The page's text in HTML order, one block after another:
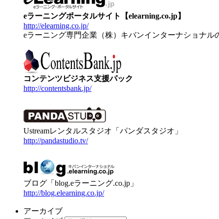
eラーニングポータルサイト【elearning.co.jp】
http://elearning.co.jp/
eラーニング専門企業（株）キバンインターナショナル
コンテンツビジネス支援パック
http://contentsbank.jp/
Ustreamレンタルスタジオ「パンダスタジオ」
http://pandastudio.tv/
ブログ「blog.eラーニング.co.jp」
http://blog.elearning.co.jp/
アーカイブ